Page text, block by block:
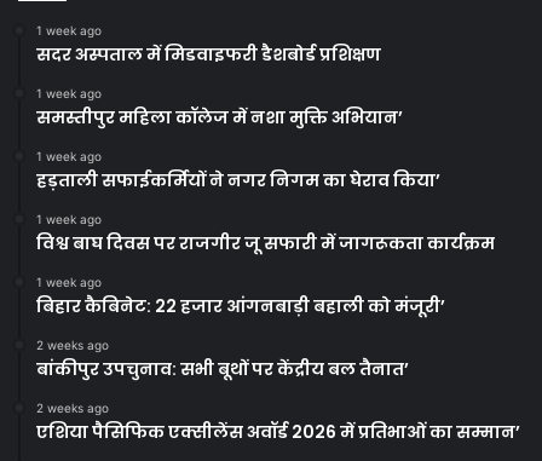
1 week ago
सदर अस्पताल में मिडवाइफरी डैशबोर्ड प्रशिक्षण
1 week ago
समस्तीपुर महिला कॉलेज में नशा मुक्ति अभियान’
1 week ago
हड़ताली सफाईकर्मियों ने नगर निगम का घेराव किया’
1 week ago
विश्व बाघ दिवस पर राजगीर जू सफारी में जागरूकता कार्यक्रम
1 week ago
बिहार कैबिनेट: 22 हजार आंगनबाड़ी बहाली को मंजूरी’
2 weeks ago
बांकीपुर उपचुनाव: सभी बूथों पर केंद्रीय बल तैनात’
2 weeks ago
एशिया पैसिफिक एक्सीलेंस अवॉर्ड 2026 में प्रतिभाओं का सम्मान’